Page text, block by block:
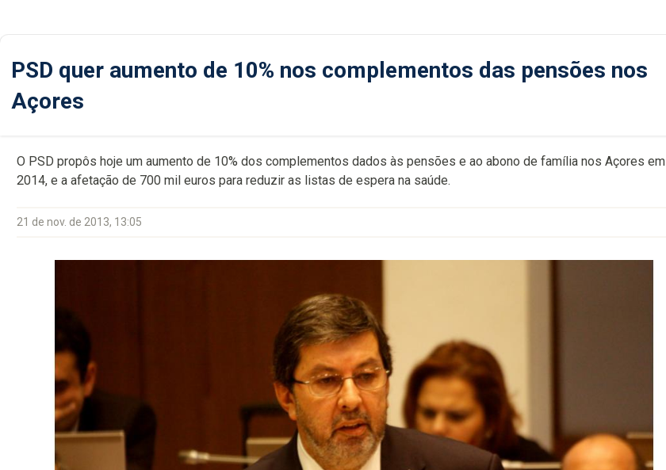
PSD quer aumento de 10% nos complementos das pensões nos
Açores
O PSD propôs hoje um aumento de 10% dos complementos dados às pensões e ao abono de família nos Açores em
2014, e a afetação de 700 mil euros para reduzir as listas de espera na saúde.
21 de nov. de 2013, 13:05